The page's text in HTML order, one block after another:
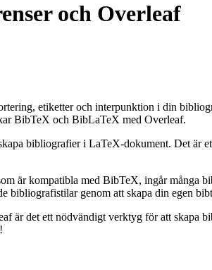
och Overleaf
etiketter och interpunktion i din
BibTeX och BibLaTeX med Overleaf.
bibliografier i LaTeX-dokument. Det är
är kompatibla med BibTeX, ingår
bibliografistilar genom att skapa din egen
är det ett nödvändigt verktyg för att